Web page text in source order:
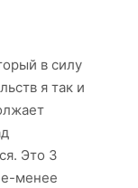
в силу
я так и
Это 3
менее